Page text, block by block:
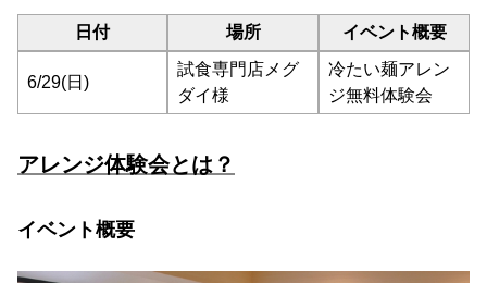
日付 場所 イベント概要
6/29(日)
試食専門店メグ
ダイ様
冷たい麺アレン
ジ無料体験会
アレンジ体験会とは？
イベント概要